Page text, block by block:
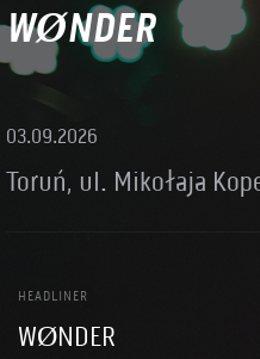
WØNDER
03.09.2026
Toruń, ul. Mikołaja
HEADLINER
WØNDER